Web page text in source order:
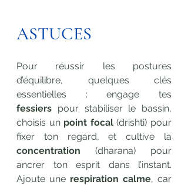
ASTUCES
Pour réussir les postures
d’équilibre, quelques clés
fessiers pour stabiliser le bassin,
choisis un point focal (drishti) pour
concentration (dharana) pour
ancrer ton esprit dans l’instant.
Ajoute une respiration calme, car